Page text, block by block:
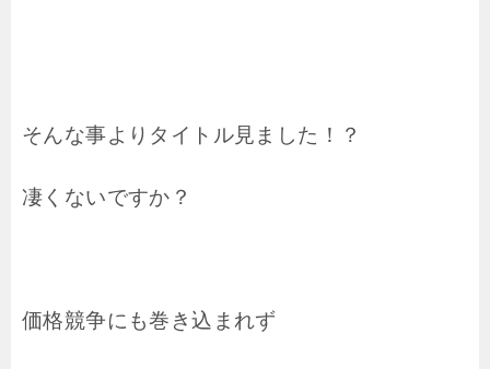
そんな事よりタイトル見ました！？
凄くないですか？
価格競争にも巻き込まれず